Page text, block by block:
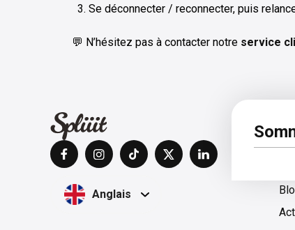
Se déconnecter / reconnecter, puis
💬 N’hésitez pas à contacter notre service
Anglais
À